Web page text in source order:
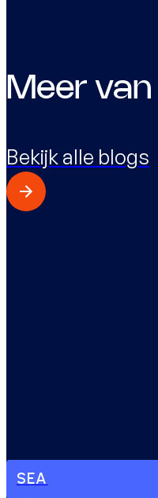
Meer
Bekijk alle blogs
SEA